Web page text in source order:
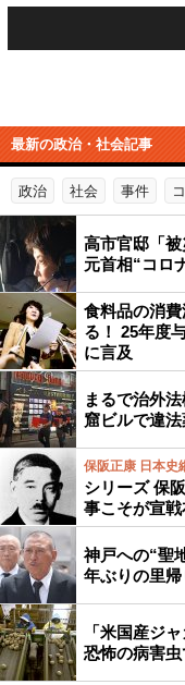
最新の政治・社会記事
政治 社会 事件
高市官邸「
元首相“コロ
食料品の消
る！ 25年度
に言及
まるで治外
窟ビルで違
保阪正康 日本史
シリーズ 保
事こそが宣
神戸への“聖
年ぶりの里
「米国産ジ
恐怖の病害